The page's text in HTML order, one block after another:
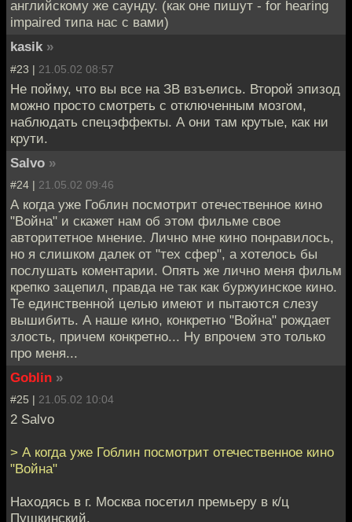
английскому же саунду. (как оне пишут - for hearing
impaired типа нас с вами)
kasik »
#23 | 21.05.02 08:57
Не пойму, что вы все на ЗВ взъелись. Второй эпизод
можно просто смотреть с отключенным мозгом,
наблюдать спецэффекты. А они там крутые, как ни
крути.
Salvo »
#24 | 21.05.02 09:46
А когда уже Гоблин посмотрит отечественное кино
"Война" и скажет нам об этом фильме свое
авторитетное мнение. Лично мне кино понравилось,
но я слишком далек от "тех сфер", а хотелось бы
послушать коментарии. Опять же лично меня фильм
крепко зацепил, правда не так как буржуинское кино.
Те единственной целью имеют и пытаются слезу
вышибить. А наше кино, конкретно "Война" рождает
злость, причем конкретно... Ну впрочем это только
про меня...
Goblin »
#25 | 21.05.02 10:04
2 Salvo
> А когда уже Гоблин посмотрит отечественное кино
"Война"
Находясь в г. Москва посетил премьеру в к/ц
Пушкинский.